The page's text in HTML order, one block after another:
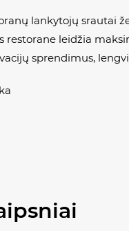
lankytojų srautai
leidžia
sprendimus,